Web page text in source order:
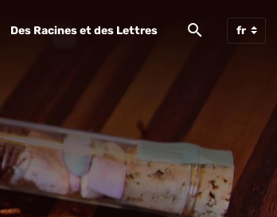
Des Racines et des Lettres